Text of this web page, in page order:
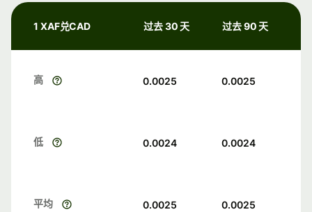
1 XAF兑CAD 过去 30 天 过去 90 天
高 0.0025 0.0025
低 0.0024 0.0024
平均 0.0025 0.0025